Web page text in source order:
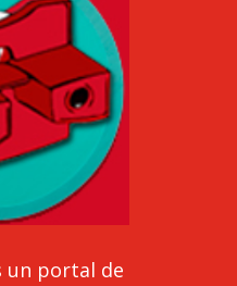
un portal de